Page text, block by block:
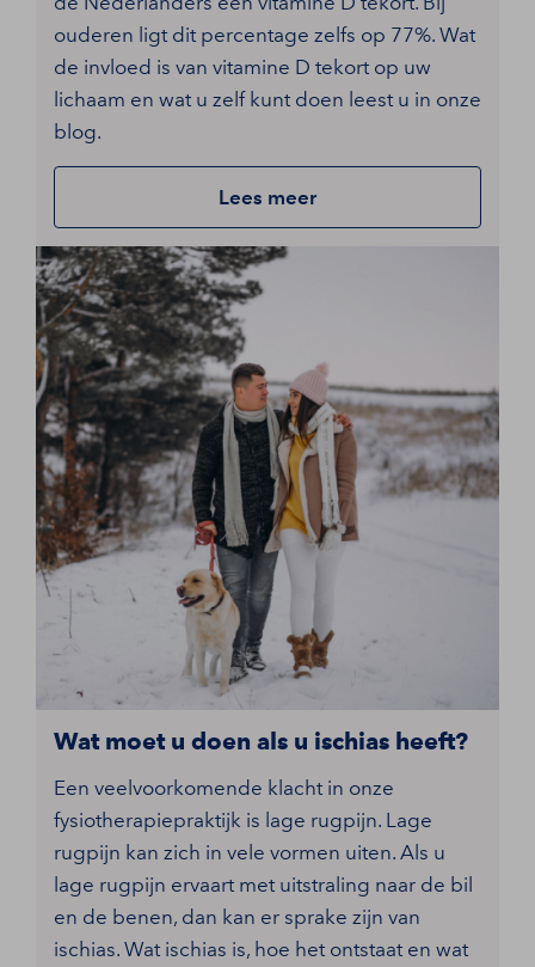
ouderen ligt dit percentage zelfs op 77%. Wat
de invloed is van vitamine D tekort op uw
lichaam en wat u zelf kunt doen leest u in onze
blog.
Lees meer
Wat moet u doen als u ischias heeft?
Een veelvoorkomende klacht in onze
fysiotherapiepraktijk is lage rugpijn. Lage
rugpijn kan zich in vele vormen uiten. Als u
lage rugpijn ervaart met uitstraling naar de bil
en de benen, dan kan er sprake zijn van
ischias. Wat ischias is, hoe het ontstaat en wat